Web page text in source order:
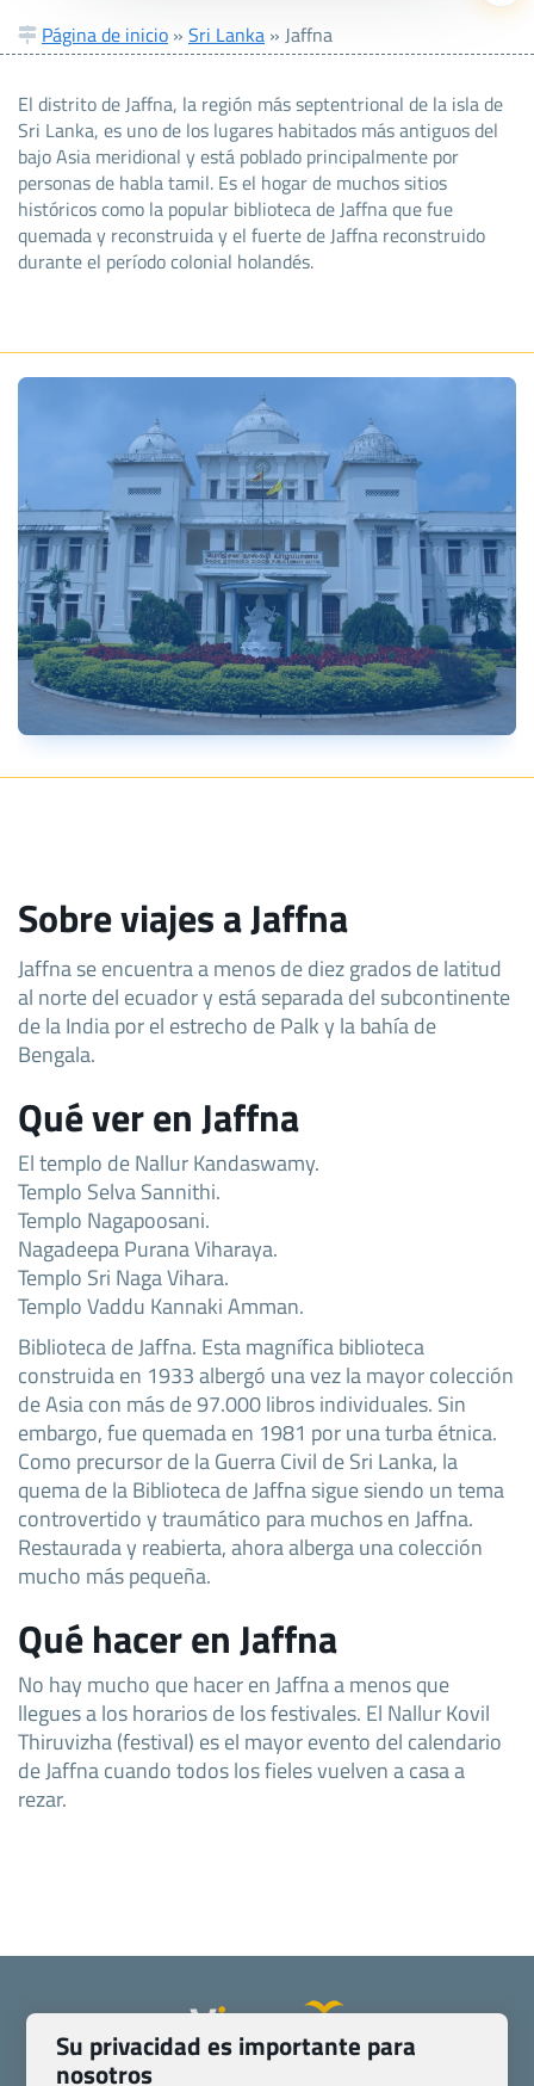
Página de inicio » Sri Lanka » Jaffna
El distrito de Jaffna, la región más septentrional de la isla de
Sri Lanka, es uno de los lugares habitados más antiguos del
bajo Asia meridional y está poblado principalmente por
personas de habla tamil. Es el hogar de muchos sitios
históricos como la popular biblioteca de Jaffna que fue
quemada y reconstruida y el fuerte de Jaffna reconstruido
durante el período colonial holandés.
Sobre viajes a Jaffna
Jaffna se encuentra a menos de diez grados de latitud
al norte del ecuador y está separada del subcontinente
de la India por el estrecho de Palk y la bahía de
Bengala.
Qué ver en Jaffna
El templo de Nallur Kandaswamy.
Templo Selva Sannithi.
Templo Nagapoosani.
Nagadeepa Purana Viharaya.
Templo Sri Naga Vihara.
Templo Vaddu Kannaki Amman.
Biblioteca de Jaffna. Esta magnífica biblioteca
construida en 1933 albergó una vez la mayor colección
de Asia con más de 97.000 libros individuales. Sin
embargo, fue quemada en 1981 por una turba étnica.
Como precursor de la Guerra Civil de Sri Lanka, la
quema de la Biblioteca de Jaffna sigue siendo un tema
controvertido y traumático para muchos en Jaffna.
Restaurada y reabierta, ahora alberga una colección
mucho más pequeña.
Qué hacer en Jaffna
No hay mucho que hacer en Jaffna a menos que
llegues a los horarios de los festivales. El Nallur Kovil
Thiruvizha (festival) es el mayor evento del calendario
de Jaffna cuando todos los fieles vuelven a casa a
rezar.
Su privacidad es importante para
nosotros